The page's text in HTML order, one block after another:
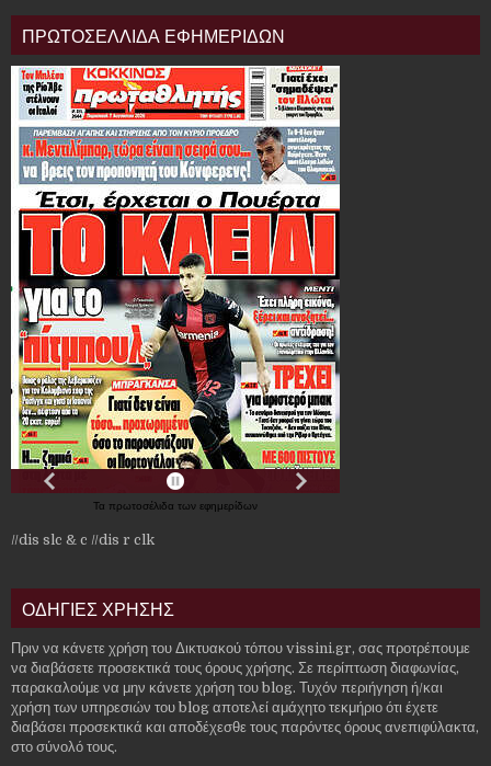
ΠΡΩΤΟΣΕΛΛΙΔΑ ΕΦΗΜΕΡΙΔΩΝ
Τα πρωτοσέλιδα των εφημερίδων
//dis slc & c //dis r clk
ΟΔΗΓΙΕΣ ΧΡΗΣΗΣ
Πριν να κάνετε χρήση του Δικτυακού τόπου vissini.gr, σας προτρέπουμε
να διαβάσετε προσεκτικά τους όρους χρήσης. Σε περίπτωση διαφωνίας,
παρακαλούμε να μην κάνετε χρήση του blog. Τυχόν περιήγηση ή/και
χρήση των υπηρεσιών του blog αποτελεί αμάχητο τεκμήριο ότι έχετε
διαβάσει προσεκτικά και αποδέχεσθε τους παρόντες όρους ανεπιφύλακτα,
στο σύνολό τους.